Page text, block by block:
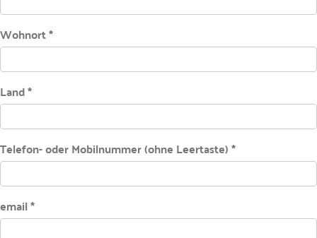
Wohnort *
Land *
Telefon- oder Mobilnummer (ohne Leertaste) *
email *